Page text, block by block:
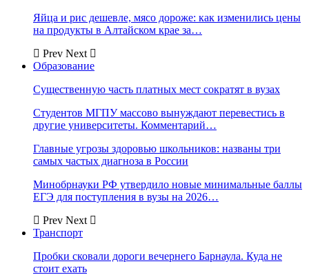
Яйца и рис дешевле, мясо дороже: как изменились цены
на продукты в Алтайском крае за…
Prev Next
Образование
Существенную часть платных мест сократят в вузах
Студентов МГПУ массово вынуждают перевестись в
другие университеты. Комментарий…
Главные угрозы здоровью школьников: названы три
самых частых диагноза в России
Минобрнауки РФ утвердило новые минимальные баллы
ЕГЭ для поступления в вузы на 2026…
Prev Next
Транспорт
Пробки сковали дороги вечернего Барнаула. Куда не
стоит ехать